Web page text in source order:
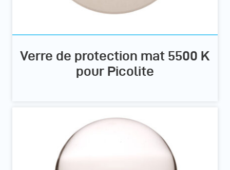
Verre de protection mat 5500 K
pour Picolite